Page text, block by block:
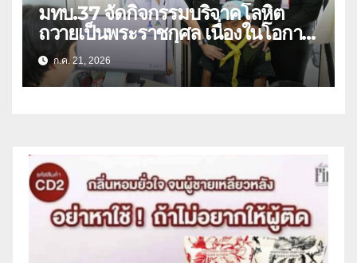
มทบ.37 จัดกิจกรรมบริจาคโลหิต
ถวายเป็นพระราชกุศล เนื่องในโอกาส
วันเฉลิมพระชนมพรรษา พระบาท
สมเด็จพระเจ้าอยู่หัว
ก.ค. 21, 2026